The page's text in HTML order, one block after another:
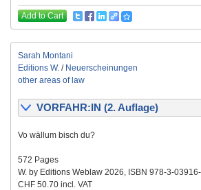
Add to Cart
Sarah Montani
Editions W. / Neuerscheinungen
other areas of law
VORFAHR:IN (2. Auflage)
Vo wällum bisch du?
572 Pages
W. by Editions Weblaw 2026, ISBN 978-3-
CHF 50.70 incl. VAT